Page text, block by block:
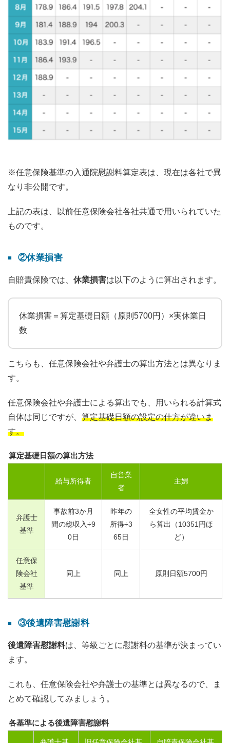
※任意保険基準の入通院慰謝料算定表は、現在は各社で異
なり非公開です。
上記の表は、以前任意保険会社各社共通で用いられていた
ものです。
②休業損害
自賠責保険では、 休業損害は以下のように算出されます。
休業損害＝算定基礎日額（原則5700円）×実休業日
数
こちらも、任意保険会社や弁護士の算出方法とは異なりま
す。
任意保険会社や弁護士による算出でも、用いられる計算式
自体は同じですが、 算定基礎日額の設定の仕方が違いま
す。
算定基礎日額の算出方法
給与所得者
自営業
者
主婦
弁護士
基準
事故前3か月
間の総収入÷9
0日
昨年の
所得÷3
65日
全女性の平均賃金か
ら算出（10351 円ほ
ど）
任意保
険会社
基準
同上 同上 原則日額5700円
③後遺障害慰謝料
後遺障害慰謝料は、等級ごとに慰謝料の基準が決まってい
ます。
これも、任意保険会社や弁護士の基準とは異なるので、ま
とめて確認してみましょう。
各基準による後遺障害慰謝料